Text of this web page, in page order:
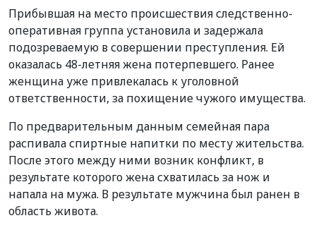
Прибывшая на место происшествия следственно-
оперативная группа установила и задержала
подозреваемую в совершении преступления. Ей
оказалась 48-летняя жена потерпевшего. Ранее
женщина уже привлекалась к уголовной
ответственности, за похищение чужого имущества.
По предварительным данным семейная пара
распивала спиртные напитки по месту жительства.
После этого между ними возник конфликт, в
результате которого жена схватилась за нож и
напала на мужа. В результате мужчина был ранен в
область живота.